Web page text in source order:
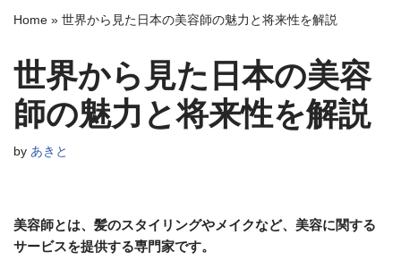
ッ
Home » 世界から見た日本の美容師の魅力と将来性を解説
世界から見た日本の美容
師の魅力と将来性を解説
by あきと
美容師とは、髪のスタイリングやメイクなど、美容に関する
サービスを提供する専門家です。